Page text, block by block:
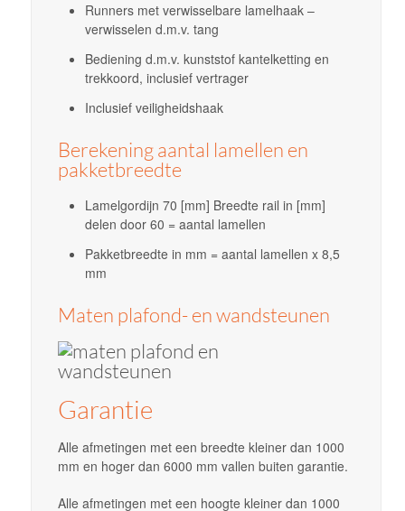
Runners met verwisselbare lamelhaak –
verwisselen d.m.v. tang
Bediening d.m.v. kunststof kantelketting en
trekkoord, inclusief vertrager
Inclusief veiligheidshaak
Berekening aantal lamellen en
pakketbreedte
Lamelgordijn 70 [mm] Breedte rail in [mm]
delen door 60 = aantal lamellen
Pakketbreedte in mm = aantal lamellen x 8,5
mm
Maten plafond- en wandsteunen
Garantie
Alle afmetingen met een breedte kleiner dan 1000
mm en hoger dan 6000 mm vallen buiten garantie.
Alle afmetingen met een hoogte kleiner dan 1000